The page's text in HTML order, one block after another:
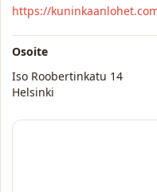
https://
Osoite
Iso Roobertinkatu 14
Helsinki